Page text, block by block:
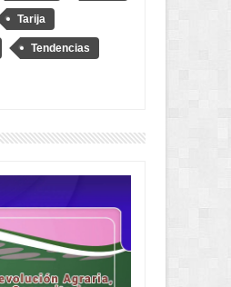
“No soy Diprove, no hagan el
Tarija
Tendencias